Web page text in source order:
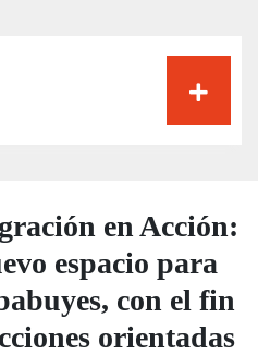
en Acción:
espacio para
con el fin
orientadas